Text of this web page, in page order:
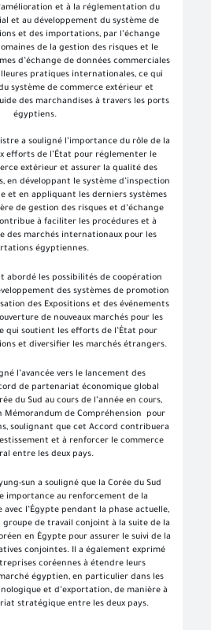
et à la réglementation du
et au développement du système de
et des importations, par l’échange
de la gestion des risques et le
d’échange de données commerciales
pratiques internationales, ce qui
système de commerce extérieur et
des marchandises à travers les ports
égyptiens.
a souligné l’importance du rôle de la
efforts de l’État pour réglementer le
extérieur et assurer la qualité des
en développant le système d’inspection
et en appliquant les derniers systèmes
de gestion des risques et d’échange
à faciliter les procédures et à
des marchés internationaux pour les
égyptiennes.
abordé les possibilités de coopération
des systèmes de promotion
des Expositions et des événements
de nouveaux marchés pour les
qui soutient les efforts de l’État pour
et diversifier les marchés étrangers.
l’avancée vers le lancement des
de partenariat économique global
du Sud au cours de l’année en cours,
Mémorandum de Compréhension pour
soulignant que cet Accord contribuera
et à renforcer le commerce
entre les deux pays.
sun a souligné que la Corée du Sud
importance au renforcement de la
l’Égypte pendant la phase actuelle,
de travail conjoint à la suite de la
en Égypte pour assurer le suivi de la
conjointes. Il a également exprimé
coréennes à étendre leurs
égyptien, en particulier dans les
et d’exportation, de manière à
stratégique entre les deux pays.